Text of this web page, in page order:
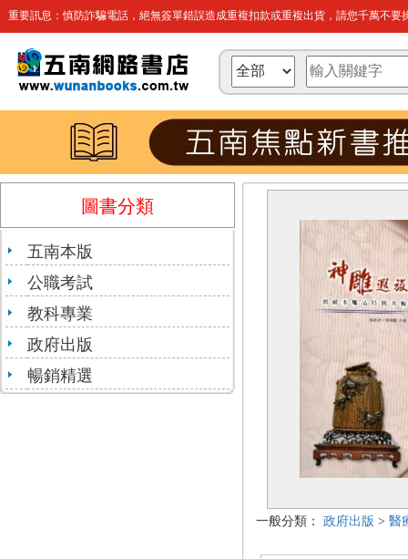
重要訊息：慎防詐騙電話，絕無簽單錯誤造成重複扣款或重複出貨，請您千萬不要
圖書分類
五南本版
公職考試
教科專業
政府出版
暢銷精選
一般分類： 政府出版 > 醫